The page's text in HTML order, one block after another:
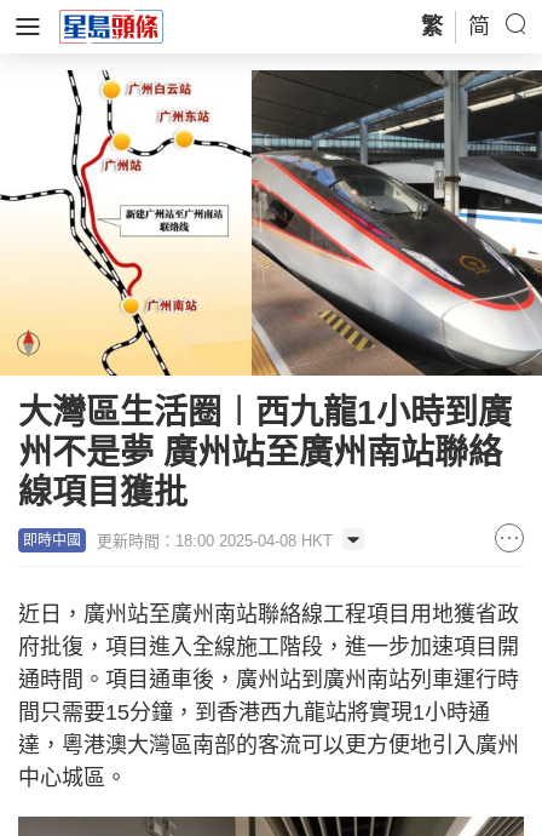
繁 简
大灣區生活圈︱西九龍1小時到廣
州不是夢 廣州站至廣州南站聯絡
線項目獲批
即時中國 更新時間：18:00 2025-04-08 HKT
近日，廣州站至廣州南站聯絡線工程項目用地獲省政
府批復，項目進入全線施工階段，進一步加速項目開
通時間。項目通車後，廣州站到廣州南站列車運行時
間只需要15分鐘，到香港西九龍站將實現1小時通
達，粵港澳大灣區南部的客流可以更方便地引入廣州
中心城區。